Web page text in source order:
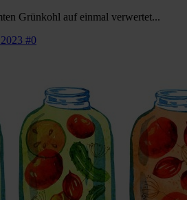
Grünkohl auf einmal verwertet...
#0